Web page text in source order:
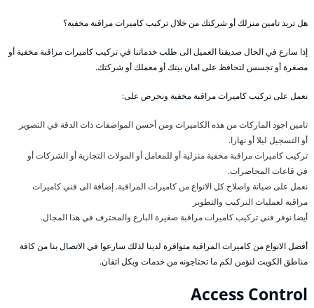
هل تريد تامين منزلك أو شركتك من خلال تركيب كاميرات مراقبة مخفية؟
إذا سارع في الحال صديقنا العميل الى طلب خدماتنا في تركيب كاميرات مراقبة مخفية أو
مصغرة أو تجسس لتحافظ على امان بيتك أو معملك أو شركتك.
نعمل على تركيب كاميرات مراقبة مخفية ونحرص على:
تامين اجود الماركات من هذه الكاميرات ومن أحسن المواصفات ذات الدقة في التصوير
أو التسجيل ليلا أو نهارا.
تركيب كاميرات مراقبة مخفية منزلية أو للمعامل أو المولات التجارية أو الشركات أو
في قاعات المحاضرات.
نعمل على صيانة واصلاح كل الانواع من كاميرات المراقبة. إضافة الى فني كاميرات
مراقبة لعمليات التركيب والتطوير
أيضا نوفر فني تركيب كاميرات مراقبة صغيرة البارع والمحترف في هذا المجال.
أفضل الانواع من كاميرات المراقبة متوافرة لدينا لذلك سارعوا في الاتصال بنا من كافة
مناطق الكويت لنؤمن لكم ما تحتاجونه من خدمات وبكل اتقان.
Access Control